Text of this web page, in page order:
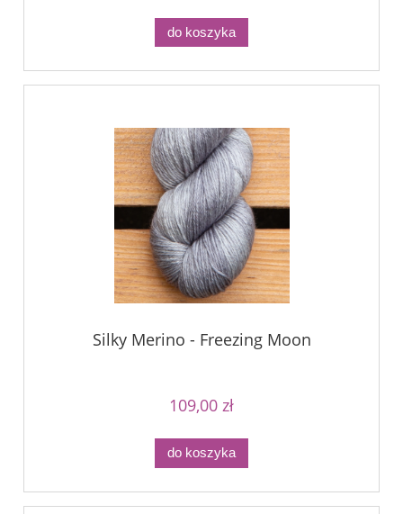
do koszyka
Silky Merino - Freezing Moon
109,00 zł
do koszyka